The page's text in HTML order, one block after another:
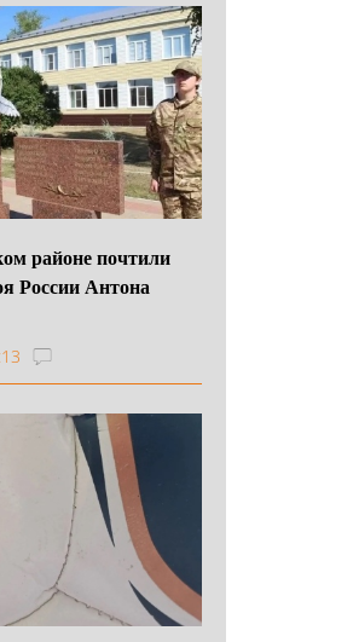
районе почтили
России Антона